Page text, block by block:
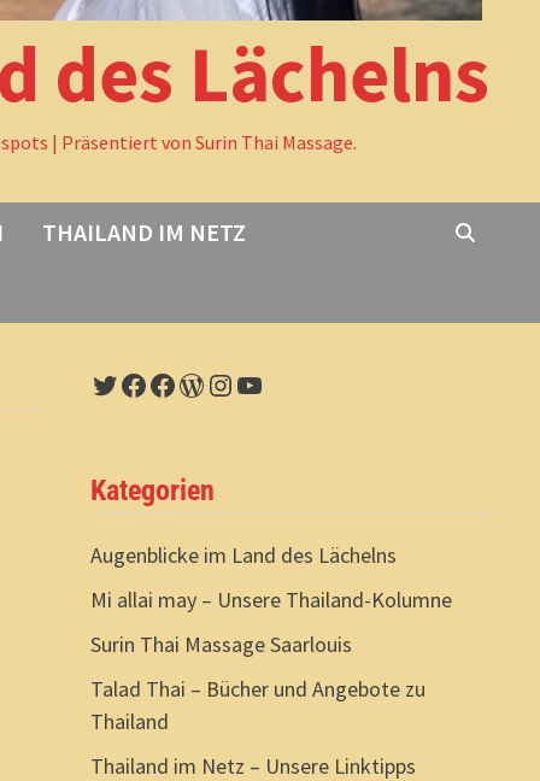
des Lächelns
| Präsentiert von Surin Thai Massage.
THAILAND IM NETZ
Twitter
Facebook
Facebook
WordPress
Instagram
YouTube
Kategorien
Augenblicke im Land des Lächelns
Mi allai may – Unsere Thailand-Kolumne
Surin Thai Massage Saarlouis
Talad Thai – Bücher und Angebote zu
Thailand
Thailand im Netz – Unsere Linktipps